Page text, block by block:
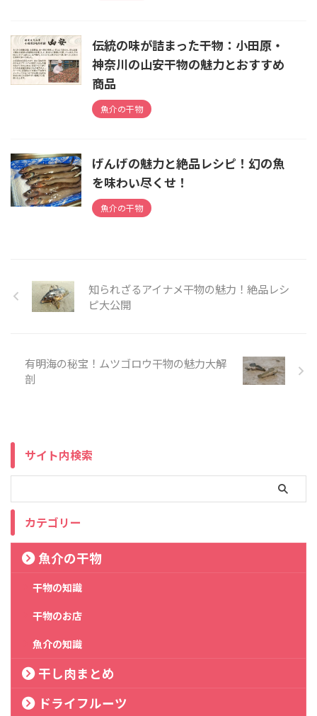
伝統の味が詰まった干物：小田原・
神奈川の山安干物の魅力とおすすめ
商品
魚介の干物
げんげの魅力と絶品レシピ！幻の魚
を味わい尽くせ！
魚介の干物
知られざるアイナメ干物の魅力！絶品レシ
ピ大公開
有明海の秘宝！ムツゴロウ干物の魅力大解
剖
サイト内検索
カテゴリー
魚介の干物
干物の知識
干物のお店
魚介の知識
干し肉まとめ
ドライフルーツ